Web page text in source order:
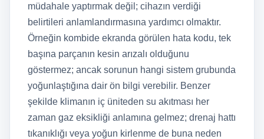
müdahale yaptırmak değil; cihazın verdiği
belirtileri anlamlandırmasına yardımcı olmaktır.
Örneğin kombide ekranda görülen hata kodu, tek
başına parçanın kesin arızalı olduğunu
göstermez; ancak sorunun hangi sistem grubunda
yoğunlaştığına dair ön bilgi verebilir. Benzer
şekilde klimanın iç üniteden su akıtması her
zaman gaz eksikliği anlamına gelmez; drenaj hattı
tıkanıklığı veya yoğun kirlenme de buna neden